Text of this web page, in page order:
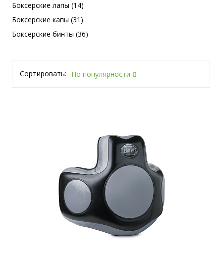
Боксерские лапы (14)
Боксерские капы (31)
Боксерские бинты (36)
Сортировать: По популярности